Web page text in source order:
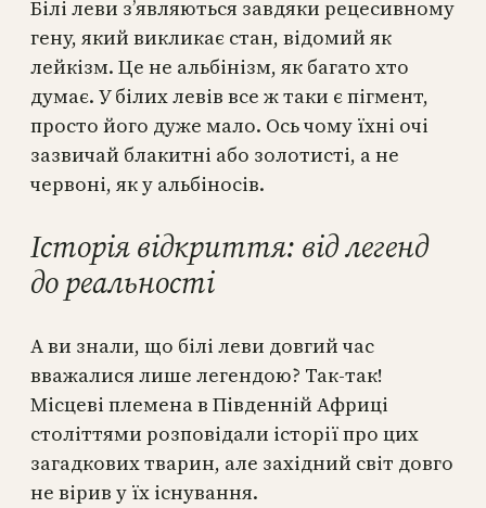
Білі леви з’являються завдяки рецесивному
гену, який викликає стан, відомий як
лейкізм. Це не альбінізм, як багато хто
думає. У білих левів все ж таки є пігмент,
просто його дуже мало. Ось чому їхні очі
зазвичай блакитні або золотисті, а не
червоні, як у альбіносів.
Історія відкриття: від легенд
до реальності
А ви знали, що білі леви довгий час
вважалися лише легендою? Так-так!
Місцеві племена в Південній Африці
століттями розповідали історії про цих
загадкових тварин, але західний світ довго
не вірив у їх існування.